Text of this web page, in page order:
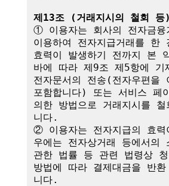
제13조 (거래지시의 철회 등)
① 이용자는 회사의 전자금융
이용하여 전자지급거래를 한
효력이 발생하기 전까지 본
바에 따라 제9조 제5항에 기
전자문서의 전송(전자우편을
포함합니다) 또는 서비스 페
의한 방법으로 거래지시를
니다.
② 이용자는 전자지급의 효력
우에는 전자상거래 등에서의
관한 법률 등 관련 법령상 청
방법에 따라 결제대금을 반
니다.